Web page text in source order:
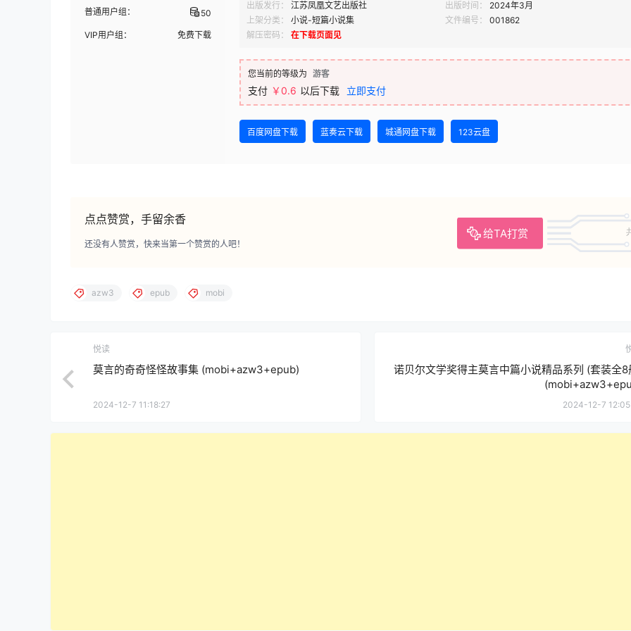
普通用户组： 50
VIP用户组： 免费下载
出版发行： 江苏凤凰文艺出版社 出版时间：
2024年3月
上架分类：
小说-短篇小说集 文件编号：
001862
解压密码：
在下载页面见
您当前的等级为 游客
支付 ￥0.6 以后下载 立即支付
百度网盘下载 蓝奏云下载 城通网盘下载 123云盘
点点赞赏，手留余香
给TA打赏
还没有人赞赏，快来当第一个赞赏的人吧！
azw3 epub mobi
悦读
莫言的奇奇怪怪故事集 (mobi+azw3+epub)
2024-12-7 11:18:27
诺贝尔文学奖得主莫言中篇小说精品系列 (套装全8
2024-12-7